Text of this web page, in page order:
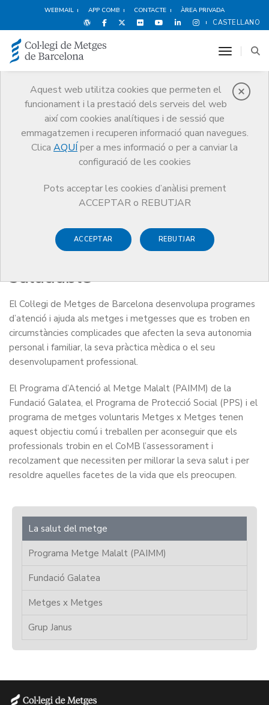
WEBMAIL APP COMB CONTACTE ÀREA PRIVADA
CASTELLANO
Aquest web utilitza cookies que permeten el
funcionament i la prestació dels serveis del web
així com cookies analítiques i de sessió que
emmagatzemen i recuperen informació quan navegues.
Clica AQUÍ per a mes informació o per a canviar la
configuració de les cookies
Pots acceptar les cookies d’anàlisi prement
ACCEPTAR o REBUTJAR
ACCEPTAR REBUTJAR
toggle
Salut del metge
Salut i benestar del metge La salut del metge
La salut del metge
La millor atenció, serveis i
recursos per a un exercici
saludable
El Col·legi de Metges de Barcelona desenvolupa programes
d’atenció i ajuda als metges i metgesses que es troben en
circumstàncies complicades que afecten la seva autonomia
personal i familiar, la seva pràctica mèdica o el seu
desenvolupament professional.
El Programa d’Atenció al Metge Malalt (PAIMM) de la
Fundació Galatea, el Programa de Protecció Social (PPS) i el
programa de metges voluntaris Metges x Metges tenen
aquest objectiu comú i treballen per aconseguir que els
professionals trobin en el CoMB l’assessorament i
recolzament que necessiten per millorar la seva salut i per
resoldre aquelles facetes de la vida que els preocupen.
La salut del metge
Programa Metge Malalt (PAIMM)
Fundació Galatea
Metges x Metges
Grup Janus